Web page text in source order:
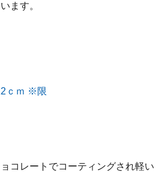
ます。
コレートでコーティングされ軽い